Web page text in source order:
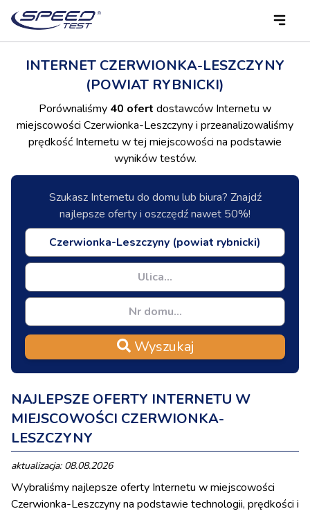
INTERNET CZERWIONKA-LESZCZYNY
(POWIAT RYBNICKI)
Porównaliśmy 40 ofert dostawców Internetu w
miejscowości Czerwionka-Leszczyny i przeanalizowaliśmy
prędkość Internetu w tej miejscowości na podstawie
wyników testów.
Szukasz Internetu do domu lub biura? Znajdź
najlepsze oferty i oszczędź nawet 50%!
Wyszukaj
NAJLEPSZE OFERTY INTERNETU W
MIEJSCOWOŚCI CZERWIONKA-
LESZCZYNY
aktualizacja: 08.08.2026
Wybraliśmy najlepsze oferty Internetu w miejscowości
Czerwionka-Leszczyny na podstawie technologii, prędkości i